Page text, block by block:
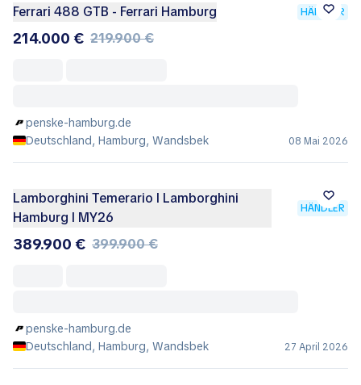
Ferrari 488 GTB - Ferrari Hamburg HÄNDLER
214.000 € 219.900 €
penske-hamburg.de
Deutschland, Hamburg, Wandsbek
08 Mai 2026
Lamborghini Temerario I Lamborghini
Hamburg I MY26
HÄNDLER
389.900 € 399.900 €
penske-hamburg.de
Deutschland, Hamburg, Wandsbek
27 April 2026